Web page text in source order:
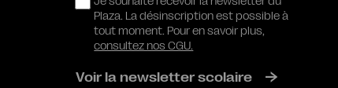
Plaza. La désinscription est possible à
tout moment. Pour en savoir plus,
consultez nos CGU.
Voir la newsletter scolaire